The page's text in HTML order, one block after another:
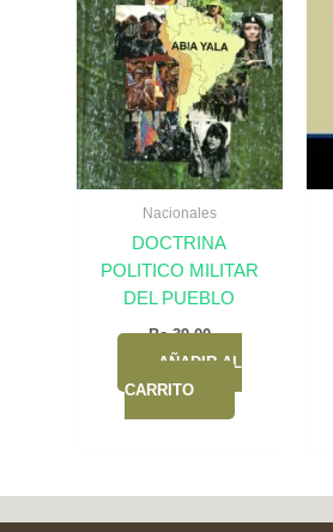
Nacionales
DOCTRINA
POLITICO MILITAR
DEL PUEBLO
Bs.39,00
AÑADIR AL
CARRITO